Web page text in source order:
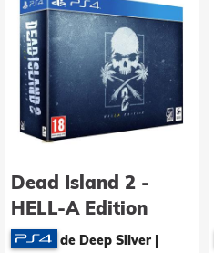
Dead Island 2 -
HELL-A Edition
de Deep Silver |